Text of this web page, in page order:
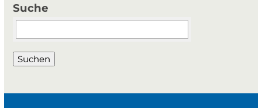
Suche
Suchbegriffe
Suchen